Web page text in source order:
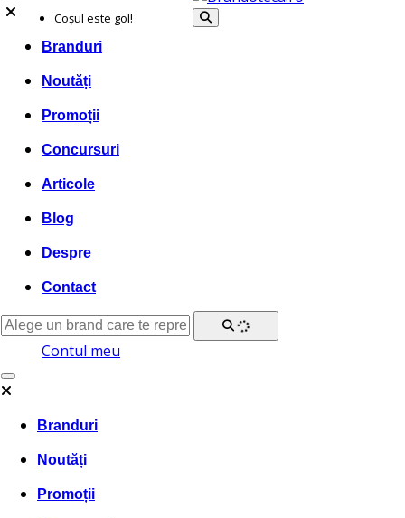
Branduri
Noutăți
Promoții
Concursuri
Articole
Blog
Despre
Contact
Coșul este gol!
Contul meu
Branduri
Noutăți
Promoții